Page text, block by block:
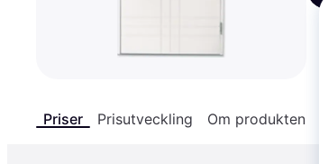
Priser Prisutveckling Om produkten